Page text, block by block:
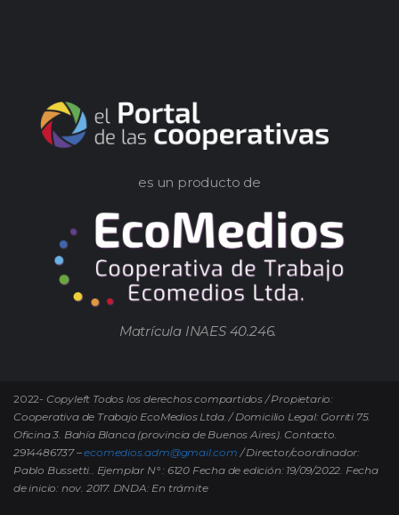
es un producto de
Matrícula INAES 40.246.
2022- Copyleft Todos los derechos compartidos / Propietario:
Cooperativa de Trabajo EcoMedios Ltda. / Domicilio Legal: Gorriti 75.
Oficina 3. Bahía Blanca (provincia de Buenos Aires). Contacto.
2914486737 –ecomedios.adm@gmail.com / Director/coordinador:
Pablo Bussetti.. Ejemplar N° : 6120 Fecha de edición: 19/09/2022. Fecha
de inicio: nov. 2017. DNDA: En trámite